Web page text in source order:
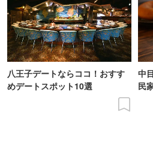
八王子デートならココ！おすす
めデートスポット10選
中
民